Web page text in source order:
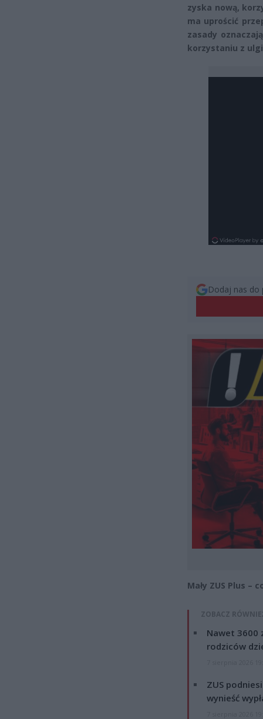
zyska nową,
ma uprościć
zasady
korzystaniu z
Dodaj nas do
Mały ZUS Plus
ZOBACZ
Nawet 3600
rodziców
ZUS
wynieść